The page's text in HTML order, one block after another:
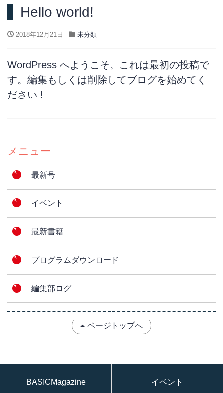
Hello world!
2018年12月21日 未分類
WordPress へようこそ。これは最初の投稿で
す。編集もしくは削除してブログを始めてく
ださい !
メニュー
最新号
イベント
最新書籍
プログラムダウンロード
編集部ログ
ページトップへ
BASICMagazine イベント